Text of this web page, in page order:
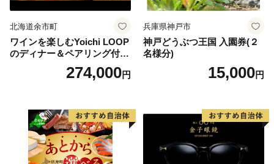
北海道余市町
ワインを楽しむYoichi LOOP
のディナー＆ペアリング付宿
泊プラン＜デラックスツイン
274,000円
兵庫県神戸市
神戸どうぶつ王国 入園券(２
名様分)
15,000円